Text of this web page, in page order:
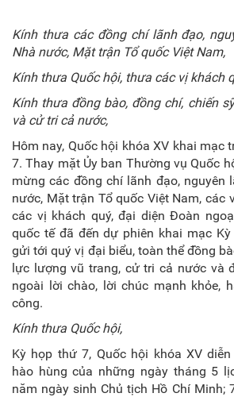
Kính thưa các đồng chí lãnh đạo,
Nhà nước, Mặt trận Tổ quốc Việt Nam,
Kính thưa Quốc hội, thưa các vị khách
Kính thưa đồng bào, đồng chí, chiến
và cử tri cả nước,
Hôm nay, Quốc hội khóa XV khai mạc
7. Thay mặt Ủy ban Thường vụ Quốc
mừng các đồng chí lãnh đạo, nguyên
nước, Mặt trận Tổ quốc Việt Nam, các
các vị khách quý, đại diện Đoàn
quốc tế đã đến dự phiên khai mạc
gửi tới quý vị đại biểu, toàn thể đồng
lực lượng vũ trang, cử tri cả nước và
ngoài lời chào, lời chúc mạnh khỏe,
công.
Kính thưa Quốc hội,
Kỳ họp thứ 7, Quốc hội khóa XV
hào hùng của những ngày tháng 5
năm ngày sinh Chủ tịch Hồ Chí Minh;